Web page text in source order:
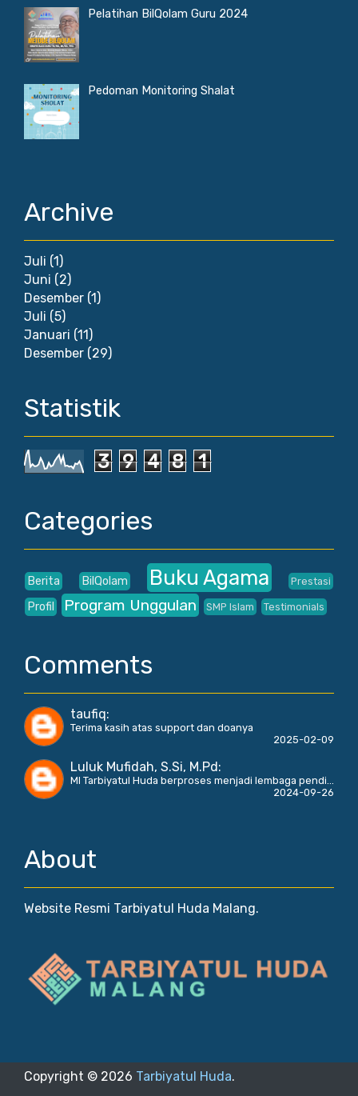
Pelatihan BilQolam Guru 2024
Pedoman Monitoring Shalat
Archive
Juli (1)
Juni (2)
Desember (1)
Juli (5)
Januari (11)
Desember (29)
Statistik
3 9 4 8 1
Categories
Berita BilQolam Buku Agama Prestasi
Profil Program Unggulan SMP Islam Testimonials
Comments
taufiq:
Terima kasih atas support dan doanya
2025-02-09
Luluk Mufidah, S.Si, M.Pd:
MI Tarbiyatul Huda berproses menjadi lembaga pendi...
2024-09-26
About
Website Resmi Tarbiyatul Huda Malang.
Copyright © 2026 Tarbiyatul Huda.